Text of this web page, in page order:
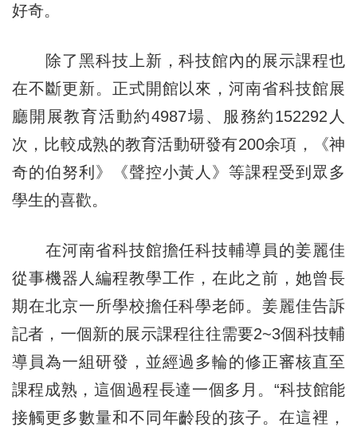
好奇。
除了黑科技上新，科技館內的展示課程也
在不斷更新。正式開館以來，河南省科技館展
廳開展教育活動約4987場、服務約152292人
次，比較成熟的教育活動研發有200余項，《神
奇的伯努利》《聲控小黃人》等課程受到眾多
學生的喜歡。
在河南省科技館擔任科技輔導員的姜麗佳
從事機器人編程教學工作，在此之前，她曾長
期在北京一所學校擔任科學老師。姜麗佳告訴
記者，一個新的展示課程往往需要2~3個科技輔
導員為一組研發，並經過多輪的修正審核直至
課程成熟，這個過程長達一個多月。“科技館能
接觸更多數量和不同年齡段的孩子。在這裡，